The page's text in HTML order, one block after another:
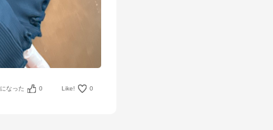
なった 0 Like! 0